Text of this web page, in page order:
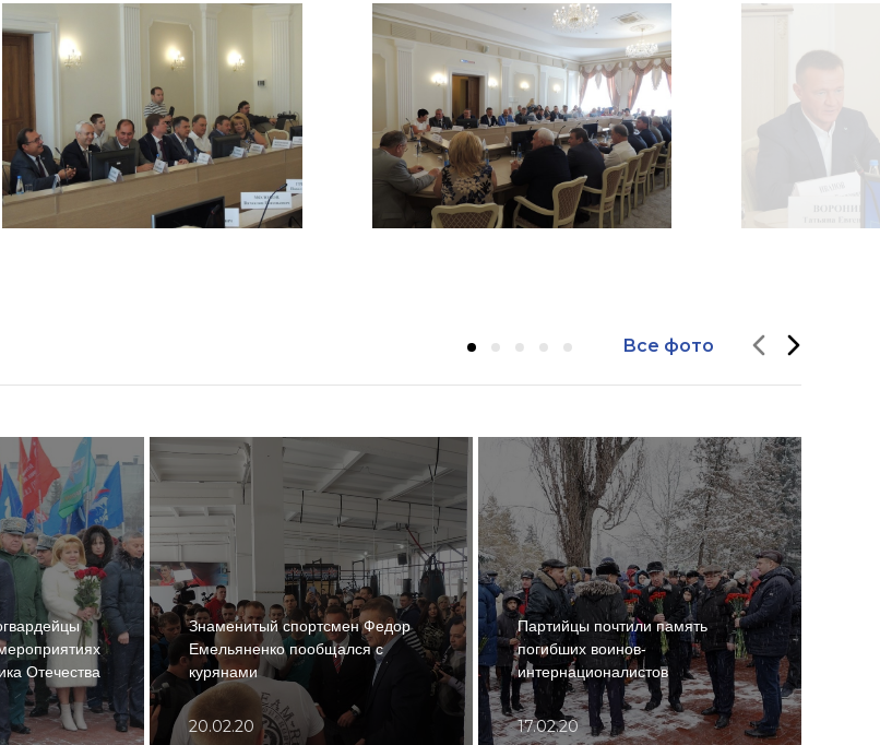
Все фото
Отечества
Знаменитый спортсмен Федор
Емельяненко пообщался с
курянами
20.02.20
Партийцы почтили память
погибших воинов-
интернационалистов
17.02.20